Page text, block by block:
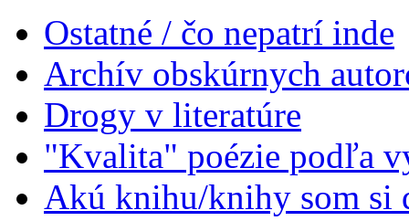
Ostatné / čo nepatrí inde
Archív obskúrnych
Drogy v literatúre
"Kvalita" poézie podľa
Akú knihu/knihy som si